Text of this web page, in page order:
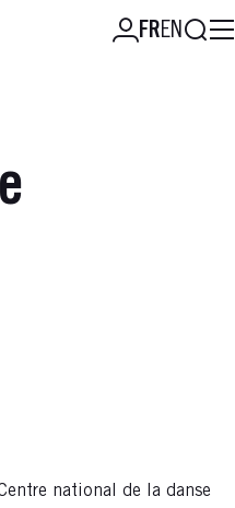
FREN
national de la danse